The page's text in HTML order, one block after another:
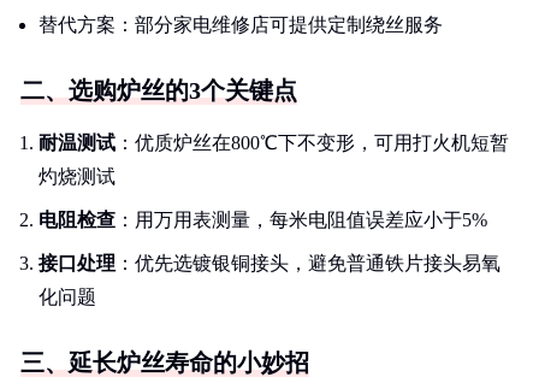
替代方案：部分家电维修店可提供定制绕丝服务
二、选购炉丝的3个关键点
耐温测试 ：优质炉丝在800℃下不变形，可用打火机短暂
灼烧测试
电阻检查 ：用万用表测量，每米电阻值误差应小于5%
接口处理 ：优先选镀银铜接头，避免普通铁片接头易氧
化问题
三、延长炉丝寿命的小妙招